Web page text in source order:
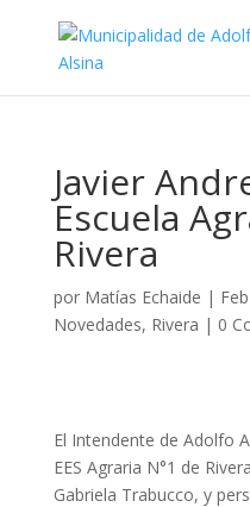
Javier
Escuela
Rivera
por Matías Echaide |
Novedades, Rivera | 0
El Intendente de Adolfo
EES Agraria N°1 de
Gabriela Trabucco, y